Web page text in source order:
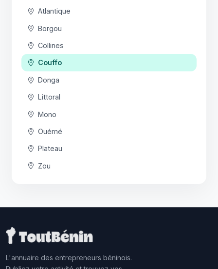
Atlantique
Borgou
Collines
Couffo
Donga
Littoral
Mono
Ouémé
Plateau
Zou
L'annuaire des entrepreneurs béninois.